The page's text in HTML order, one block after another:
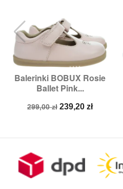
Balerinki BOBUX Rosie
Ballet Pink...
Cena
299,00 zł Cena
239,20 zł